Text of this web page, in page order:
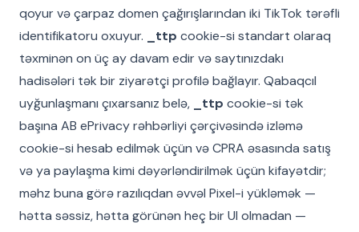
qoyur və çarpaz domen çağırışlarından iki TikTok tərəfli
identifikatoru oxuyur.
_ttp cookie-si standart olaraq
təxminən on üç ay davam edir və saytınızdakı
hadisələri tək bir ziyarətçi profilə bağlayır. Qabaqcıl
uyğunlaşmanı çıxarsanız belə,
_ttp cookie-si tək
başına AB ePrivacy rəhbərliyi çərçivəsində izləmə
cookie-si hesab edilmək üçün və CPRA əsasında satış
və ya paylaşma kimi dəyərləndirilmək üçün kifayətdir;
məhz buna görə razılıqdan əvvəl Pixel-i yükləmək —
hətta səssiz, hətta görünən heç bir UI olmadan —